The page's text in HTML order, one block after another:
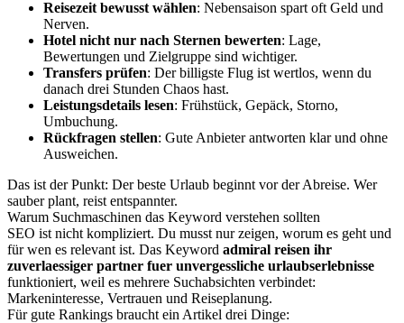
Reisezeit bewusst wählen: Nebensaison spart oft Geld und
Nerven.
Hotel nicht nur nach Sternen bewerten: Lage,
Bewertungen und Zielgruppe sind wichtiger.
Transfers prüfen: Der billigste Flug ist wertlos, wenn du
danach drei Stunden Chaos hast.
Leistungsdetails lesen: Frühstück, Gepäck, Storno,
Umbuchung.
Rückfragen stellen: Gute Anbieter antworten klar und ohne
Ausweichen.
Das ist der Punkt: Der beste Urlaub beginnt vor der Abreise. Wer
sauber plant, reist entspannter.
Warum Suchmaschinen das Keyword verstehen sollten
SEO ist nicht kompliziert. Du musst nur zeigen, worum es geht und
für wen es relevant ist. Das Keyword admiral reisen ihr
zuverlaessiger partner fuer unvergessliche urlaubserlebnisse
funktioniert, weil es mehrere Suchabsichten verbindet:
Markeninteresse, Vertrauen und Reiseplanung.
Für gute Rankings braucht ein Artikel drei Dinge: